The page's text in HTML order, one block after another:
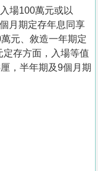
場100萬元或以
月期定存年息同享
元、敘造一年期定
存方面，入場等值
，半年期及9個月期